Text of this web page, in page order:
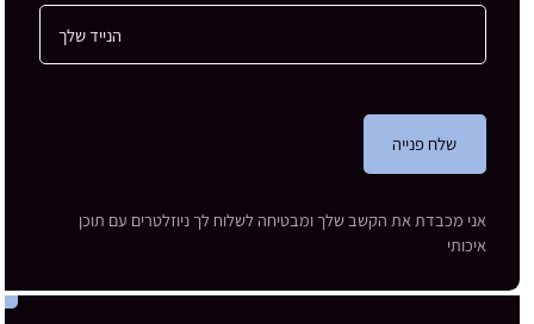
שלח פנייה
אני מכבדת את הקשב שלך ומבטיחה לשלוח לך ניוזלטרים עם תוכן
איכותי